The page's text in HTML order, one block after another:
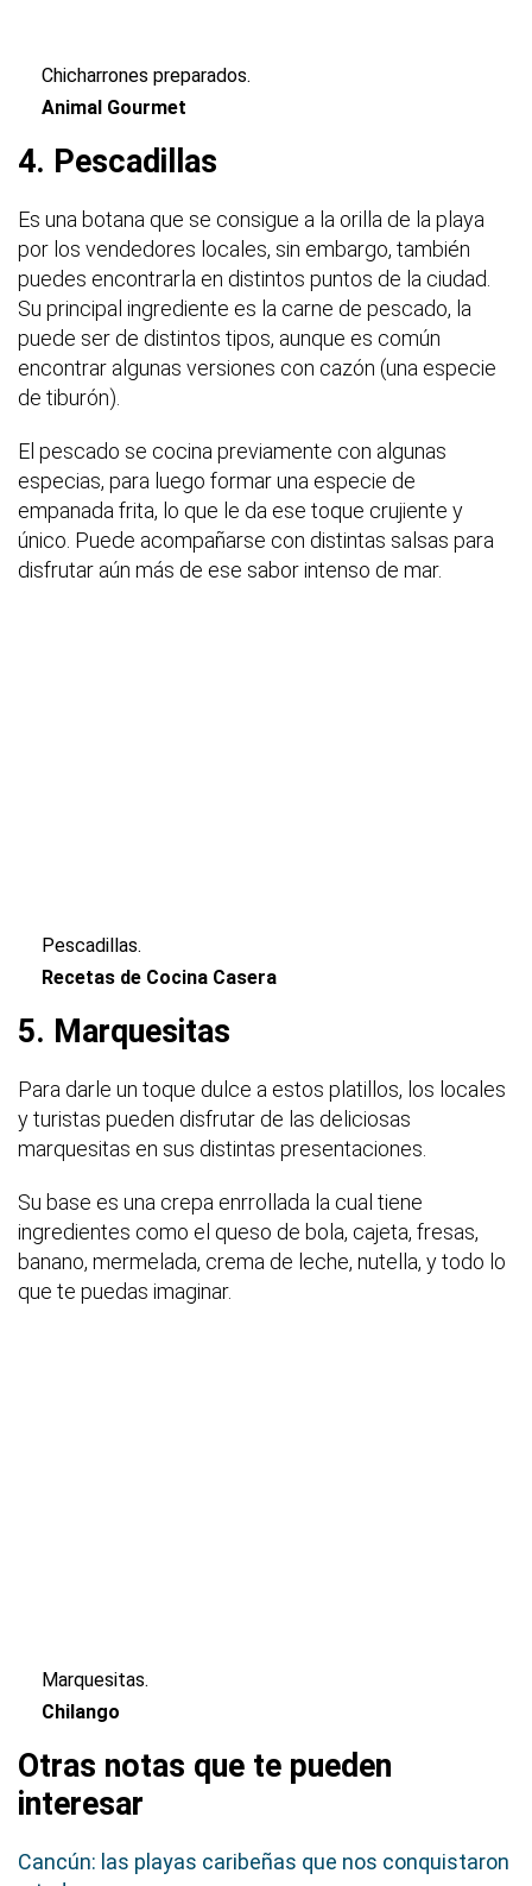
Chicharrones preparados.
Animal Gourmet
4. Pescadillas
Es una botana que se consigue a la orilla de la playa
por los vendedores locales, sin embargo, también
puedes encontrarla en distintos puntos de la ciudad.
Su principal ingrediente es la carne de pescado, la
puede ser de distintos tipos, aunque es común
encontrar algunas versiones con cazón (una especie
de tiburón).
El pescado se cocina previamente con algunas
especias, para luego formar una especie de
empanada frita, lo que le da ese toque crujiente y
único. Puede acompañarse con distintas salsas para
disfrutar aún más de ese sabor intenso de mar.
Pescadillas.
Recetas de Cocina Casera
5. Marquesitas
Para darle un toque dulce a estos platillos, los locales
y turistas pueden disfrutar de las deliciosas
marquesitas en sus distintas presentaciones.
Su base es una crepa enrrollada la cual tiene
ingredientes como el queso de bola, cajeta, fresas,
banano, mermelada, crema de leche, nutella, y todo lo
que te puedas imaginar.
Marquesitas.
Chilango
Otras notas que te pueden
interesar
Cancún: las playas caribeñas que nos conquistaron